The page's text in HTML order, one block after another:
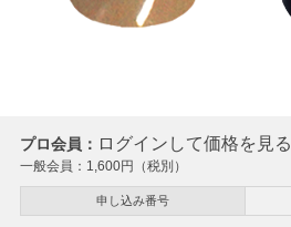
プロ会員： ログインして価格を見る
一般会員： 1,600円（税別）
申し込み番号